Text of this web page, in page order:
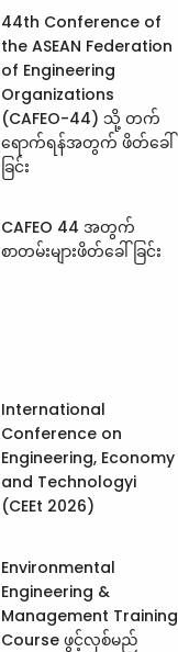
44th Conference of
the ASEAN Federation
of Engineering
Organizations
(CAFEO-44) သို့ တက်
ရောက်ရန်အတွက် ဖိတ်ခေါ်
ခြင်း
CAFEO 44 အတွက်
စာတမ်းများဖိတ်ခေါ်ခြင်း
International
Conference on
Engineering, Economy
and Technologyi
(CEEt 2026)
Environmental
Engineering &
Management Training
Course ဖွင့်လှစ်မည်